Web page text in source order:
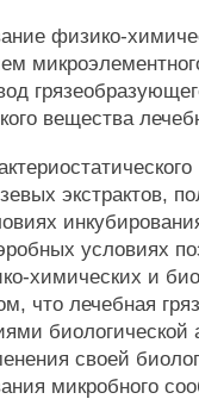
физико-
вещества
экстрактов,
условиях
химических и
что лечебная
биологической
своей
микробного